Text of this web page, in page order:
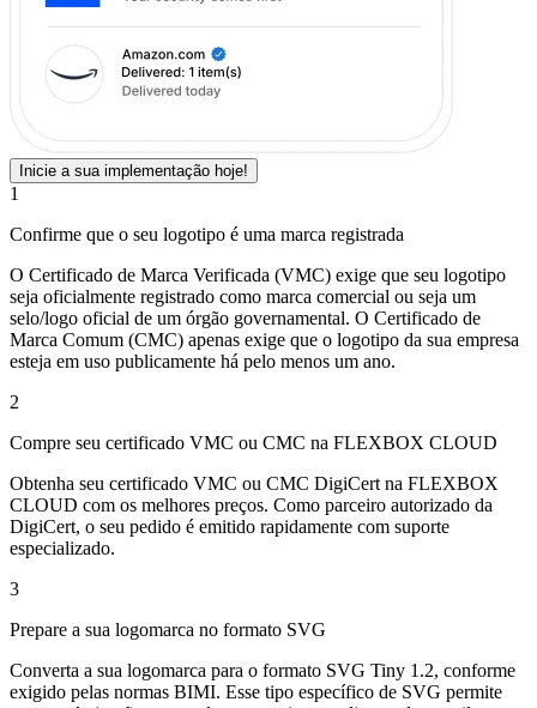
Inicie a sua implementação hoje!
1
Confirme que o seu logotipo é uma marca registrada
O Certificado de Marca Verificada (VMC) exige que seu logotipo
seja oficialmente registrado como marca comercial ou seja um
selo/logo oficial de um órgão governamental. O Certificado de
Marca Comum (CMC) apenas exige que o logotipo da sua empresa
esteja em uso publicamente há pelo menos um ano.
2
Compre seu certificado VMC ou CMC na FLEXBOX CLOUD
Obtenha seu certificado VMC ou CMC DigiCert na FLEXBOX
CLOUD com os melhores preços. Como parceiro autorizado da
DigiCert, o seu pedido é emitido rapidamente com suporte
especializado.
3
Prepare a sua logomarca no formato SVG
Converta a sua logomarca para o formato SVG Tiny 1.2, conforme
exigido pelas normas BIMI. Esse tipo específico de SVG permite